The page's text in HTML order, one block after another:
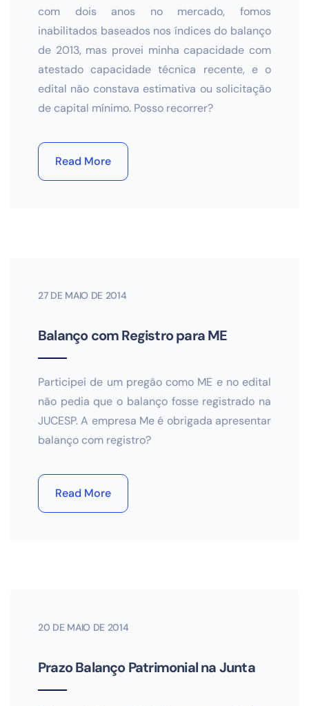
com dois anos no mercado, fomos
inabilitados baseados nos índices do balanço
de 2013, mas provei minha capacidade com
atestado capacidade técnica recente, e o
edital não constava estimativa ou solicitação
de capital mínimo. Posso recorrer?
Read More
27 DE MAIO DE 2014
Balanço com Registro para ME
Participei de um pregão como ME e no edital
não pedia que o balanço fosse registrado na
JUCESP. A empresa Me é obrigada apresentar
balanço com registro?
Read More
20 DE MAIO DE 2014
Prazo Balanço Patrimonial na Junta